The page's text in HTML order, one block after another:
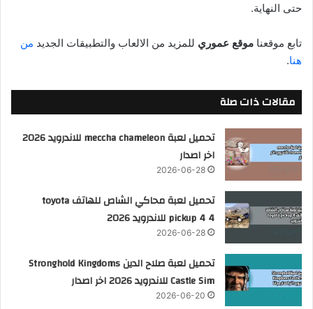
حتى النهاية.
تابع موقعنا موقع عموري للمزيد من الالعاب والتطبيقات الجديد من
هنا.
مقالات ذات صلة
تحميل لعبة meccha chameleon للاندرويد 2026
اخر اصدار
2026-06-28
تحميل لعبة محاكي الشاص للهاتف toyota
pickup 4 4 للاندرويد 2026
2026-06-28
تحميل لعبة صلاح الدين Stronghold Kingdoms
Castle Sim للاندرويد 2026 اخر اصدار
2026-06-20